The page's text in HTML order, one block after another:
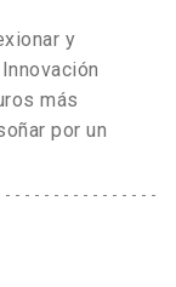
y
más
por un